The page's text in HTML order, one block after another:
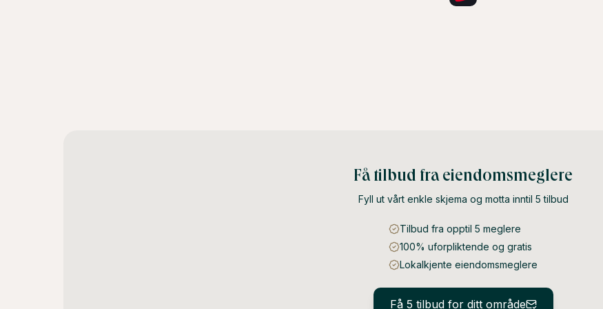
Få tilbud fra eiendomsmeglere
Fyll ut vårt enkle skjema og motta inntil 5 tilbud
Tilbud fra opptil 5 meglere
100% uforpliktende og gratis
Lokalkjente eiendomsmeglere
Få 5 tilbud for ditt område